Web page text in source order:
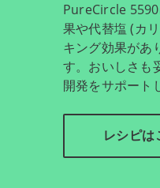
PureCircle
果や代替塩 (カ
キング効果があ
す。おいしさも
開発をサポート
レシピは